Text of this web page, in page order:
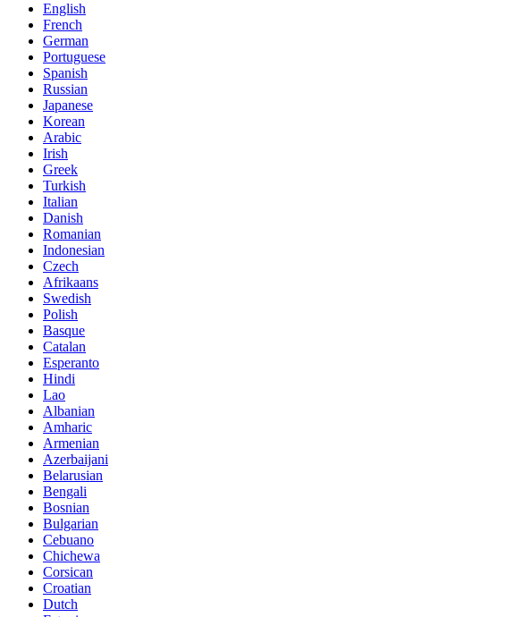
English
French
German
Portuguese
Spanish
Russian
Japanese
Korean
Arabic
Irish
Greek
Turkish
Italian
Danish
Romanian
Indonesian
Czech
Afrikaans
Swedish
Polish
Basque
Catalan
Esperanto
Hindi
Lao
Albanian
Amharic
Armenian
Azerbaijani
Belarusian
Bengali
Bosnian
Bulgarian
Cebuano
Chichewa
Corsican
Croatian
Dutch